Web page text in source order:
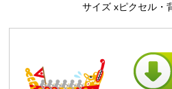
サイズ xピクセル・